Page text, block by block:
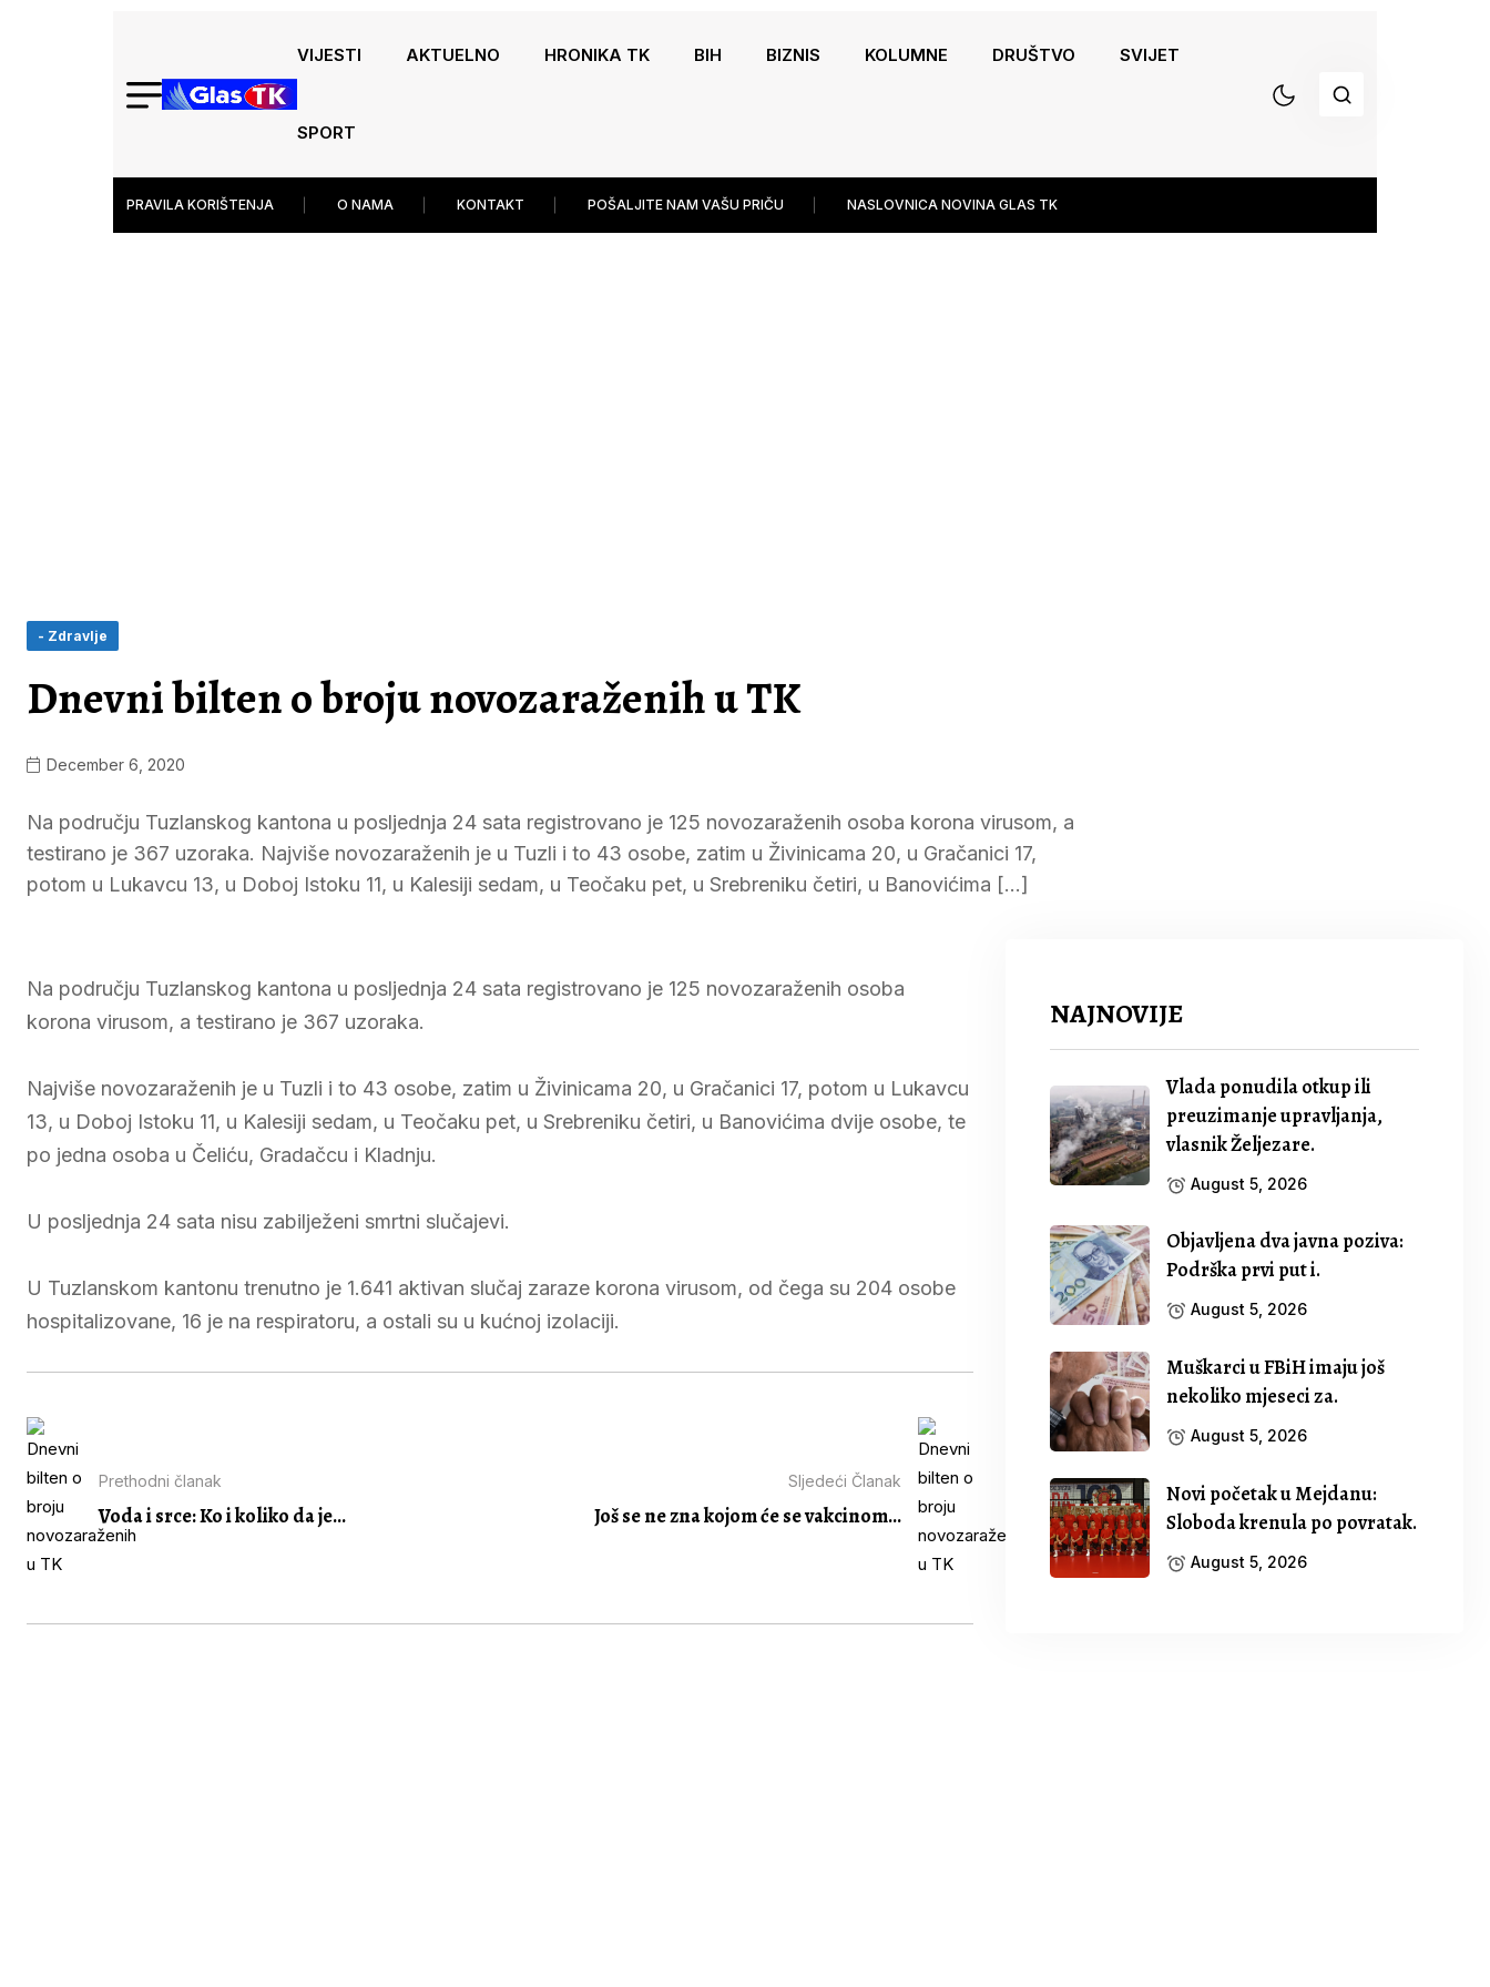
VIJESTI AKTUELNO HRONIKA TK BIH BIZNIS KOLUMNE DRUŠTVO SVIJET
SPORT
PRAVILA KORIŠTENJA O NAMA KONTAKT POŠALJITE NAM VAŠU PRIČU NASLOVNICA NOVINA GLAS TK
- Zdravlje
Dnevni bilten o broju novozaraženih u TK
December 6, 2020
Na području Tuzlanskog kantona u posljednja 24 sata registrovano je 125 novozaraženih osoba korona virusom, a
testirano je 367 uzoraka. Najviše novozaraženih je u Tuzli i to 43 osobe, zatim u Živinicama 20, u Gračanici 17,
potom u Lukavcu 13, u Doboj Istoku 11, u Kalesiji sedam, u Teočaku pet, u Srebreniku četiri, u Banovićima […]
Na području Tuzlanskog kantona u posljednja 24 sata registrovano je 125 novozaraženih osoba
korona virusom, a testirano je 367 uzoraka.
Najviše novozaraženih je u Tuzli i to 43 osobe, zatim u Živinicama 20, u Gračanici 17, potom u Lukavcu
13, u Doboj Istoku 11, u Kalesiji sedam, u Teočaku pet, u Srebreniku četiri, u Banovićima dvije osobe, te
po jedna osoba u Čeliću, Gradačcu i Kladnju.
U posljednja 24 sata nisu zabilježeni smrtni slučajevi.
U Tuzlanskom kantonu trenutno je 1.641 aktivan slučaj zaraze korona virusom, od čega su 204 osobe
hospitalizovane, 16 je na respiratoru, a ostali su u kućnoj izolaciji.
Prethodni članak
Voda i srce: Ko i koliko da je...
Sljedeći Članak
Još se ne zna kojom će se vakcinom...
NAJNOVIJE
Vlada ponudila otkup ili
preuzimanje upravljanja,
vlasnik Željezare.
August 5, 2026
Objavljena dva javna poziva:
Podrška prvi put i.
August 5, 2026
Muškarci u FBiH imaju još
nekoliko mjeseci za.
August 5, 2026
Novi početak u Mejdanu:
Sloboda krenula po povratak.
August 5, 2026